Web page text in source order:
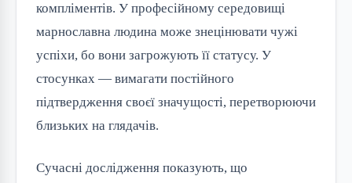
компліментів. У професійному середовищі
марнославна людина може знецінювати чужі
успіхи, бо вони загрожують її статусу. У
стосунках — вимагати постійного
підтвердження своєї значущості, перетворюючи
близьких на глядачів.
Сучасні дослідження показують, що